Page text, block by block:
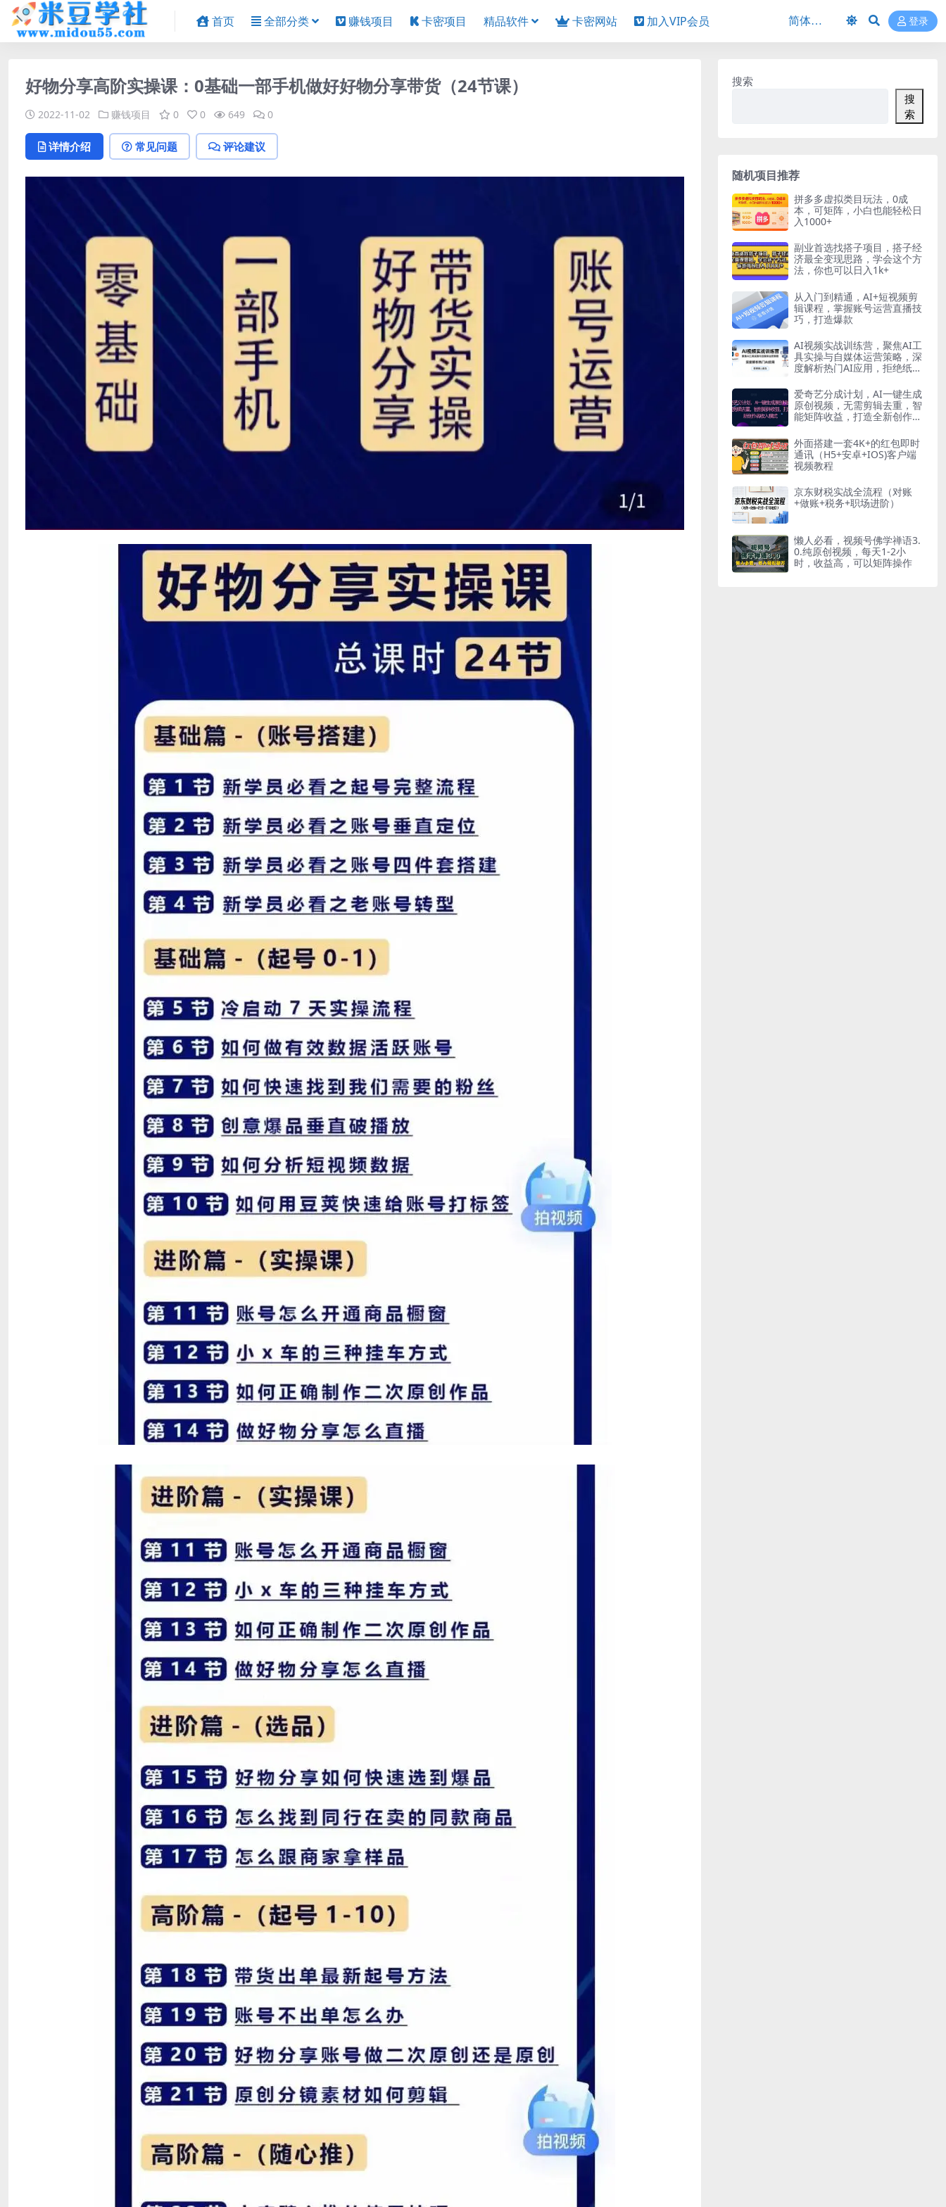
首页 全部分类 赚钱项目 卡密项目 精品软件 卡密网站 加入VIP会员 登录
好物分享高阶实操课：0基础一部手机做好好物分享带货（24节课）
2022-11-02 赚钱项目 0 0 649 0
详情介绍 常见问题 评论建议
搜索
搜
索
随机项目推荐
拼多多虚拟类目玩法，0成
本，可矩阵，小白也能轻松日
入1000+
副业首选找搭子项目，搭子经
济最全变现思路，学会这个方
法，你也可以日入1k+
从入门到精通，AI+短视频剪
辑课程，掌握账号运营直播技
巧，打造爆款
AI视频实战训练营，聚焦AI工
具实操与自媒体运营策略，深
度解析热门AI应用，拒绝纸上
爱奇艺分成计划，AI一键生成
原创视频，无需剪辑去重，智
能矩阵收益，打造全新创作者
外面搭建一套4K+的红包即时
通讯（H5+安卓+IOS)客户端
视频教程
京东财税实战全流程（对账
+做账+税务+职场进阶）
懒人必看，视频号佛学禅语3.
0.纯原创视频，每天1-2小
时，收益高，可以矩阵操作